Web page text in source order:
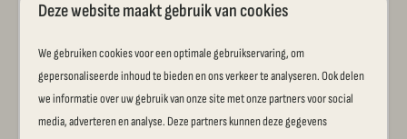
Beleef een ontspannen vakantie midden in de natuur op
één van onze luxe kampeerplaatsen met privé sanitair.
Geniet van de rust, de prachtige omgeving en vooral van
Deze website maakt gebruik van cookies
We gebruiken cookies voor een optimale gebruikservaring, om
gepersonaliseerde inhoud te bieden en ons verkeer te analyseren. Ook delen
we informatie over uw gebruik van onze site met onze partners voor social
media, adverteren en analyse. Deze partners kunnen deze gegevens